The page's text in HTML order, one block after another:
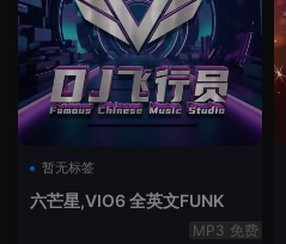
暂无标签
六芒星,VIO6 全英文FUNK
免费